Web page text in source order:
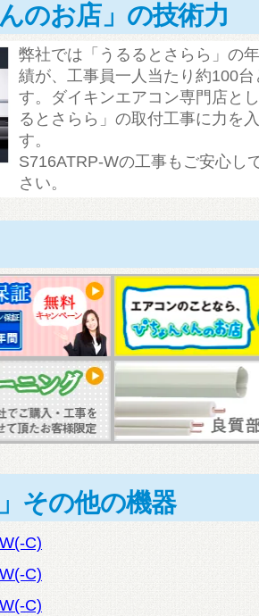
のお店」の技術力
弊社では「うるるとさらら」の
績が、工事員一人当たり約100台
す。ダイキンエアコン専門店と
るとさらら」の取付工事に力を
す。
S716ATRP-Wの工事もご安心し
さい。
その他の機器
C)
C)
C)